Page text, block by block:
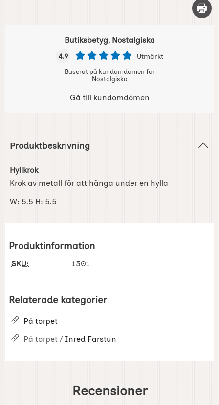
Skriv
Butiksbetyg, Nostalgiska
4.9 Utmärkt
Baserat på kundomdömen för
Nostalgiska
Gå till kundomdömen
Produktbeskrivning
Hyllkrok
Krok av metall för att hänga under en hylla
W: 5.5 H: 5.5
Produktinformation
SKU: 1301
Relaterade kategorier
På torpet
På torpet / Inred Farstun
Recensioner